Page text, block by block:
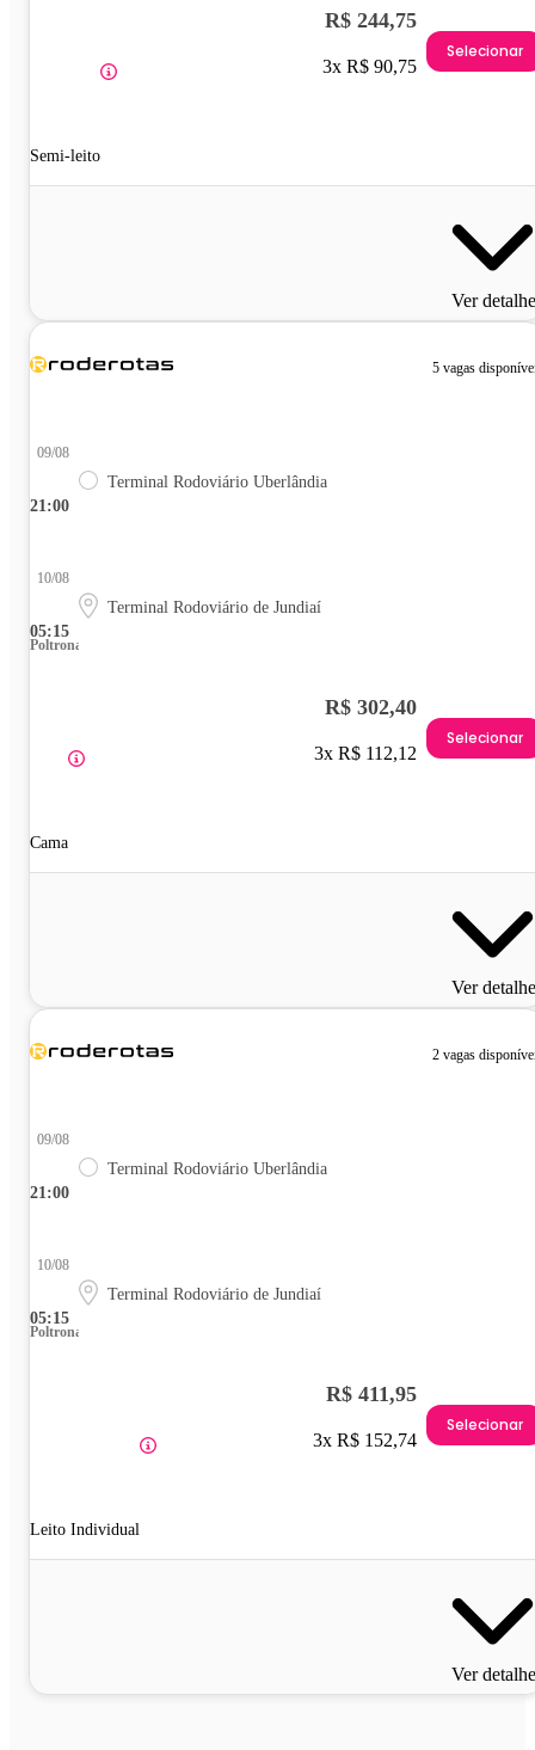
Semi-leito
R$ 244,75
3x R$ 90,75
Selecionar
Ver
5 vagas
21:00
09/08
Terminal Rodoviário Uberlândia
05:15
10/08
Terminal Rodoviário de Jundiaí
Poltrona
Cama
R$ 302,40
3x R$ 112,12
Selecionar
Ver
2 vagas
21:00
09/08
Terminal Rodoviário Uberlândia
05:15
10/08
Terminal Rodoviário de Jundiaí
Poltrona
Leito Individual
R$ 411,95
3x R$ 152,74
Selecionar
Ver